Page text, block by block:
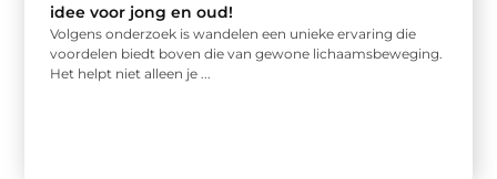
idee voor jong en oud!
Volgens onderzoek is wandelen een unieke ervaring die
voordelen biedt boven die van gewone lichaamsbeweging.
Het helpt niet alleen je ...